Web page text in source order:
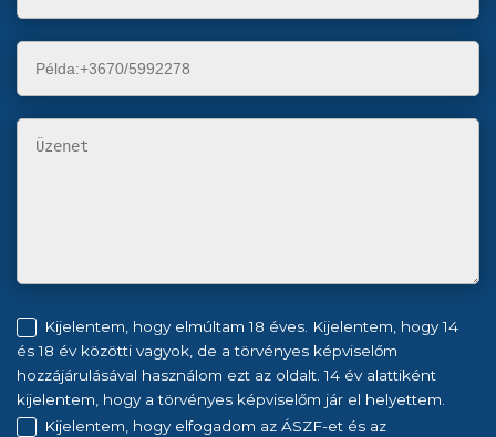
Kijelentem, hogy elmúltam 18 éves. Kijelentem, hogy 14
és 18 év közötti vagyok, de a törvényes képviselőm
hozzájárulásával használom ezt az oldalt. 14 év alattiként
kijelentem, hogy a törvényes képviselőm jár el helyettem.
Kijelentem, hogy elfogadom az ÁSZF-et és az